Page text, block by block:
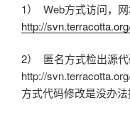
1） Web方式访问，网
http://
2） 匿名方式检出源
http://
方式代码修改是没办法